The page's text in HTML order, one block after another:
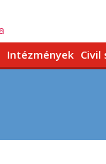
Intézmények Civil